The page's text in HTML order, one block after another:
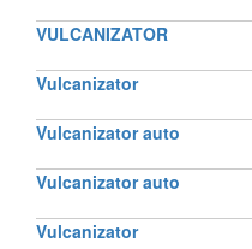
VULCANIZATOR
Vulcanizator
Vulcanizator auto
Vulcanizator auto
Vulcanizator